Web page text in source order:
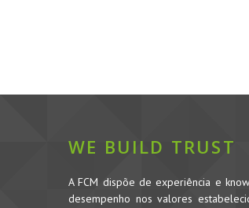
WE BUILD TRUST
A FCM dispõe de experiência e
desempenho nos valores